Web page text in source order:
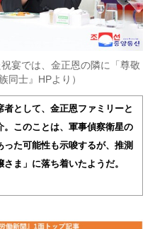
宴では、金正恩の隣に「尊敬
同士』HPより）
として、金正恩ファミリーと
このことは、軍事偵察衛星の
た可能性も示唆するが、推測
ま」に落ち着いたようだ。